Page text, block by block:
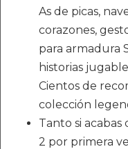
As de picas,
corazones,
para armadura
historias
Cientos de
colección
Tanto si
2 por primera